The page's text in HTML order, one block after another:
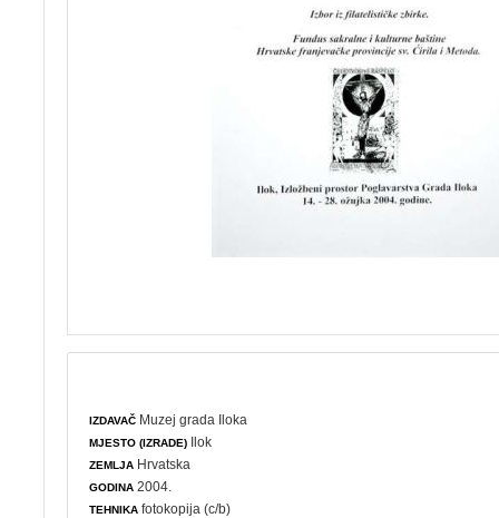
IZDAVAČ Muzej grada Iloka
MJESTO (IZRADE) Ilok
ZEMLJA Hrvatska
GODINA 2004.
TEHNIKA fotokopija (c/b)